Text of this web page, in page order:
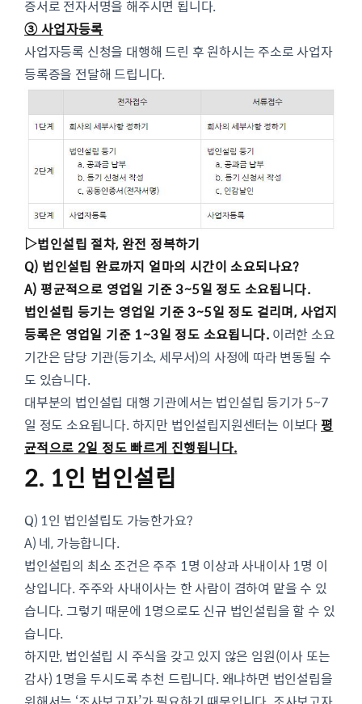
증서로 전자서명을 해주시면 됩니다.
③ 사업자등록
사업자등록 신청을 대행해 드린 후 원하시는 주소로 사업자
등록증을 전달해 드립니다.
▷법인설립 절차, 완전 정복하기
Q) 법인설립 완료까지 얼마의 시간이 소요되나요?
A) 평균적으로 영업일 기준 3~5일 정도 소요됩니다.
법인설립 등기는 영업일 기준 3~5일 정도 걸리며, 사업지
등록은 영업일 기준 1~3일 정도 소요됩니다. 이러한 소요
기간은 담당 기관(등기소, 세무서)의 사정에 따라 변동될 수
도 있습니다.
대부분의 법인설립 대행 기관에서는 법인설립 등기가 5~7
일 정도 소요됩니다. 하지만 법인설립지원센터는 이보다 평
균적으로 2일 정도 빠르게 진행됩니다.
2. 1인 법인설립
Q) 1인 법인설립도 가능한가요?
A) 네, 가능합니다.
법인설립의 최소 조건은 주주 1명 이상과 사내이사 1명 이
상입니다. 주주와 사내이사는 한 사람이 겸하여 맡을 수 있
습니다. 그렇기 때문에 1명으로도 신규 법인설립을 할 수 있
습니다.
하지만, 법인설립 시 주식을 갖고 있지 않은 임원(이사 또는
감사) 1명을 두시도록 추천 드립니다. 왜냐하면 법인설립을